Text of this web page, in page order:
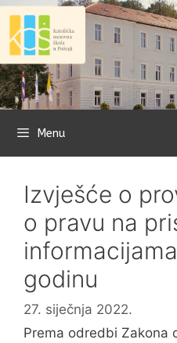
Preskoči
sadržaj
Menu
Izvješće o
o pravu na
godinu
27. siječnja 2022.
Prema odredbi Zakona